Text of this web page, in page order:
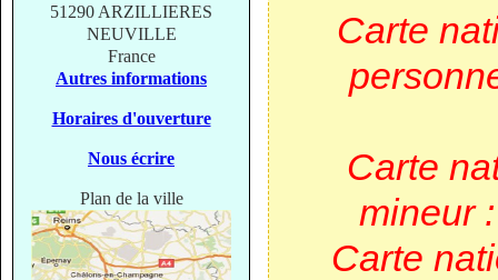
51290 ARZILLIERES
NEUVILLE
France
Autres informations
Horaires d'ouverture
Nous écrire
Plan de la ville
Carte
Carte
mineur
Carte